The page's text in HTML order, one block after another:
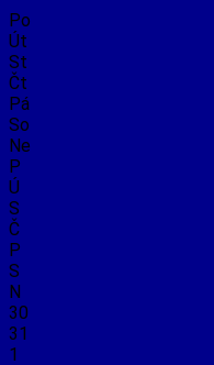
Po
Út
St
Čt
Pá
So
Ne
P
Ú
S
Č
P
S
N
30
31
1